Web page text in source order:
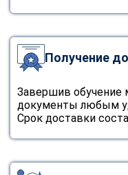
Получение
Завершив обучение
документы любым
Срок доставки